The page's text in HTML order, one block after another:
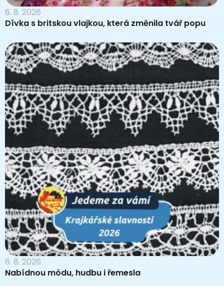
6. 8. 2026
Dívka s britskou vlajkou, která změnila tvář popu
6. 8. 2026
Nabídnou módu, hudbu i řemesla